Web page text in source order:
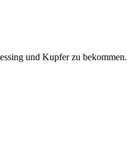
und Kupfer zu bekommen.